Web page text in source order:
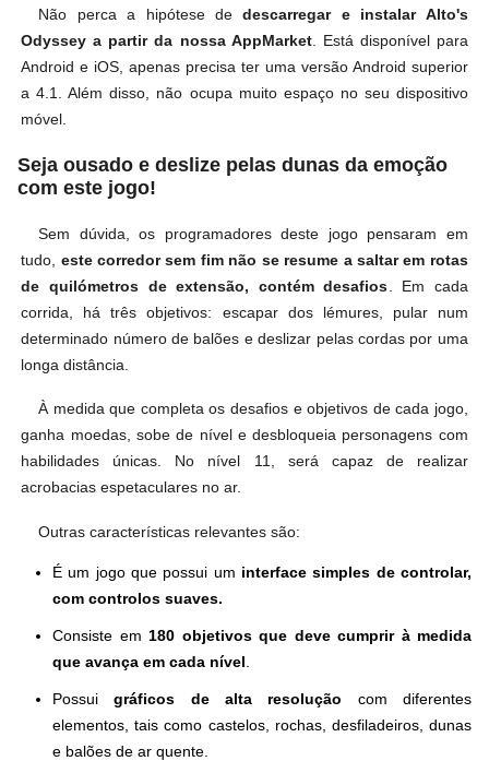
Não perca a hipótese dedescarregar e instalar Alto's
Odyssey a partir da nossa AppMarket. Está disponível para
Android e iOS, apenas precisa ter uma versão Android superior
a 4.1. Além disso, não ocupa muito espaço no seu dispositivo
móvel.
Seja ousado e deslize pelas dunas da emoção
com este jogo!
Sem dúvida, os programadores deste jogo pensaram em
tudo, este corredor sem fim não se resume a saltar em rotas
de quilómetros de extensão, contém desafios . Em cada
corrida, há três objetivos: escapar dos lémures, pular num
determinado número de balões e deslizar pelas cordas por uma
longa distância.
À medida que completa os desafios e objetivos de cada jogo,
ganha moedas, sobe de nível e desbloqueia personagens com
habilidades únicas. No nível 11, será capaz de realizar
acrobacias espetaculares no ar.
Outras características relevantes são:
É um jogo que possui um interface simples de controlar,
com controlos suaves.
Consiste em 180 objetivos que deve cumprir à medida
que avança em cada nível
Possuigráficos de alta resolução com diferentes
elementos, tais como castelos, rochas, desfiladeiros, dunas
e balões de ar quente.